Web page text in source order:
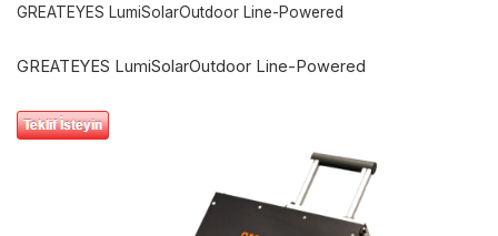
GREATEYES LumiSolarOutdoor Line-Powered
GREATEYES LumiSolarOutdoor Line-Powered